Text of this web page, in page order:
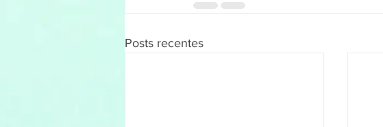
Posts recentes